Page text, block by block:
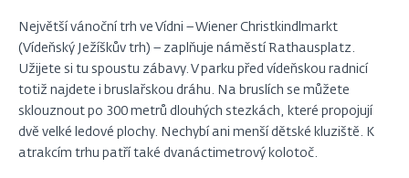
Největší vánoční trh ve Vídni – Wiener Christkindlmarkt
(Vídeňský Ježíškův trh) – zaplňuje náměstí Rathausplatz.
Užijete si tu spoustu zábavy. V parku před vídeňskou radnicí
totiž najdete i bruslařskou dráhu. Na bruslích se můžete
sklouznout po 300 metrů dlouhých stezkách, které propojují
dvě velké ledové plochy. Nechybí ani menší dětské kluziště. K
atrakcím trhu patří také dvanáctimetrový kolotoč.